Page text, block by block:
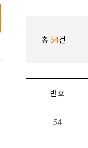
총 54건
번호
54